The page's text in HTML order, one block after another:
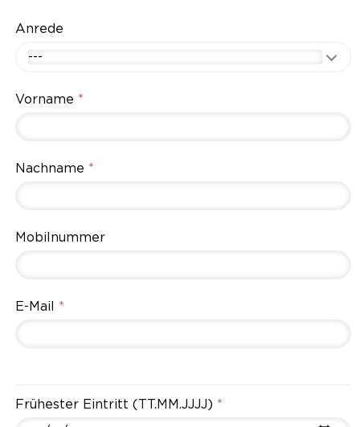
Anrede
---
Vorname *
Nachname *
Mobilnummer
E-Mail *
Frühester Eintritt (TT.MM.JJJJ) *